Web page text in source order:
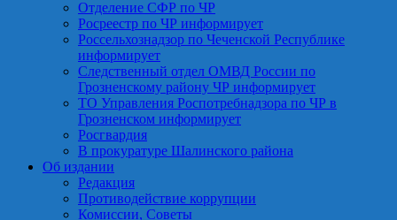
Отделение СФР по ЧР
Росреестр по ЧР информирует
Россельхознадзор по Чеченской Республике
информирует
Следственный отдел ОМВД России по
Грозненскому району ЧР информирует
ТО Управления Роспотребнадзора по ЧР в
Грозненском информирует
Росгвардия
В прокуратуре Шалинского района
Об издании
Редакция
Противодействие коррупции
Комиссии, Советы